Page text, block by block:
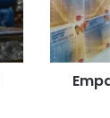
k
e
l
u